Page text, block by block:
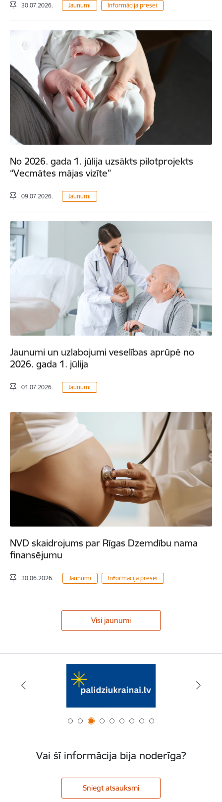
30.07.2026. Jaunumi Informācija presei
No 2026. gada 1. jūlija uzsākts pilotprojekts
“Vecmātes mājas vizīte”
09.07.2026. Jaunumi
Jaunumi un uzlabojumi veselības aprūpē no
2026. gada 1. jūlija
01.07.2026. Jaunumi
NVD skaidrojums par Rīgas Dzemdību nama
finansējumu
30.06.2026. Jaunumi Informācija presei
Visi jaunumi
Vai šī informācija bija noderīga?
Sniegt atsauksmi